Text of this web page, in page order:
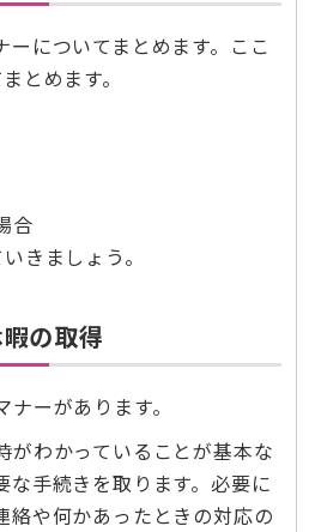
ーについてまとめます。ここ
とめます。
合
きましょう。
の取得
ーがあります。
がわかっていることが基本な
な手続きを取ります。必要に
絡や何かあったときの対応の